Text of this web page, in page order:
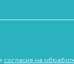
согласие на